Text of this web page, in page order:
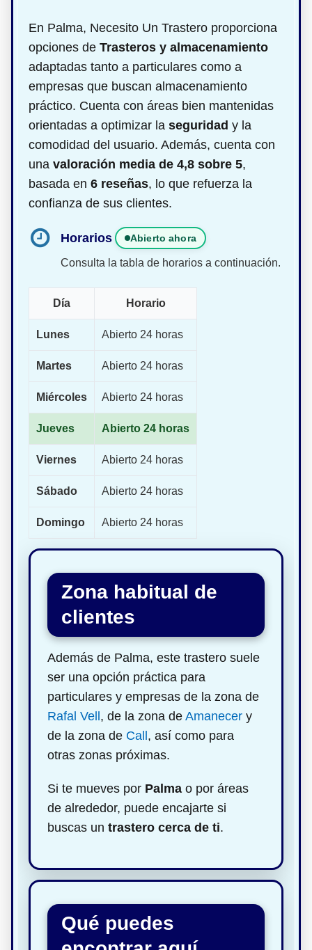
En Palma, Necesito Un Trastero proporciona
opciones de Trasteros y almacenamiento
adaptadas tanto a particulares como a
empresas que buscan almacenamiento
práctico. Cuenta con áreas bien mantenidas
orientadas a optimizar la seguridad y la
comodidad del usuario. Además, cuenta con
una valoración media de 4,8 sobre 5,
basada en 6 reseñas, lo que refuerza la
confianza de sus clientes.
Horarios Abierto ahora
Consulta la tabla de horarios a continuación.
Día Horario
Lunes Abierto 24 horas
Martes Abierto 24 horas
Miércoles Abierto 24 horas
Jueves Abierto 24 horas
Viernes Abierto 24 horas
Sábado Abierto 24 horas
Domingo Abierto 24 horas
Zona habitual de
clientes
Además de Palma, este trastero suele
ser una opción práctica para
particulares y empresas de la zona de
Rafal Vell, de la zona de Amanecer y
de la zona de Call, así como para
otras zonas próximas.
Si te mueves por Palma o por áreas
de alrededor, puede encajarte si
buscas un trastero cerca de ti.
Qué puedes